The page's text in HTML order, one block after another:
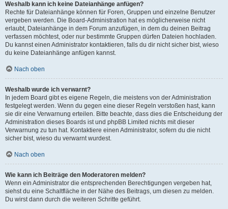
Weshalb kann ich keine Dateianhänge anfügen?
Rechte für Dateianhänge können für Foren, Gruppen und einzelne Benutzer
vergeben werden. Die Board-Administration hat es möglicherweise nicht
erlaubt, Dateianhänge in dem Forum anzufügen, in dem du deinen Beitrag
verfassen möchtest, oder nur bestimmte Gruppen dürfen Dateien hochladen.
Du kannst einen Administrator kontaktieren, falls du dir nicht sicher bist, wieso
du keine Dateianhänge anfügen kannst.
Nach oben
Weshalb wurde ich verwarnt?
In jedem Board gibt es eigene Regeln, die meistens von der Administration
festgelegt werden. Wenn du gegen eine dieser Regeln verstoßen hast, kann
sie dir eine Verwarnung erteilen. Bitte beachte, dass dies die Entscheidung der
Administration dieses Boards ist und phpBB Limited nichts mit dieser
Verwarnung zu tun hat. Kontaktiere einen Administrator, sofern du die nicht
sicher bist, wieso du verwarnt wurdest.
Nach oben
Wie kann ich Beiträge den Moderatoren melden?
Wenn ein Administrator die entsprechenden Berechtigungen vergeben hat,
siehst du eine Schaltfläche in der Nähe des Beitrags, um diesen zu melden.
Du wirst dann durch die weiteren Schritte geführt.